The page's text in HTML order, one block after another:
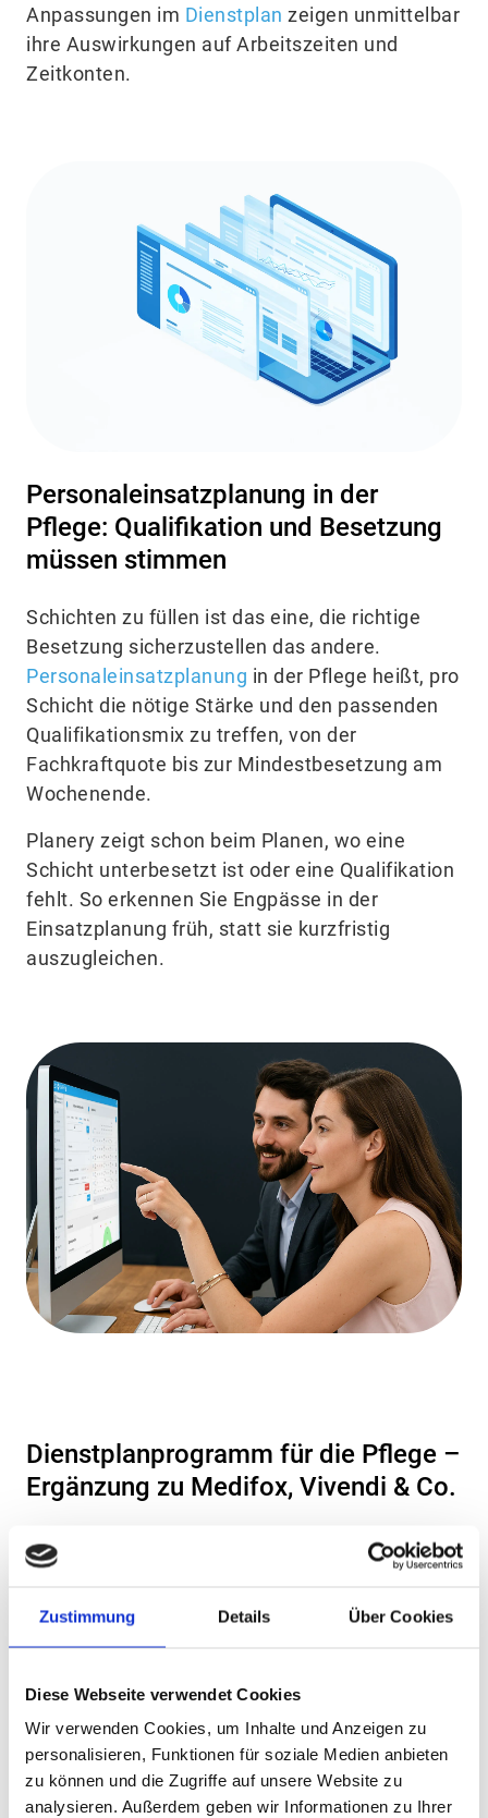
Zustimmung Details Über Cookies
Diese Webseite verwendet Cookies
Wir verwenden Cookies, um Inhalte und Anzeigen zu
personalisieren, Funktionen für soziale Medien anbieten
zu können und die Zugriffe auf unsere Website zu
analysieren. Außerdem geben wir Informationen zu Ihrer
Anpassungen im Dienstplan zeigen unmittelbar
ihre Auswirkungen auf Arbeitszeiten und
Zeitkonten.
Personaleinsatzplanung in der
Pflege: Qualifikation und Besetzung
müssen stimmen
Schichten zu füllen ist das eine, die richtige
Besetzung sicherzustellen das andere.
Personaleinsatzplanung in der Pflege heißt, pro
Schicht die nötige Stärke und den passenden
Qualifikationsmix zu treffen, von der
Fachkraftquote bis zur Mindestbesetzung am
Wochenende.
Planery zeigt schon beim Planen, wo eine
Schicht unterbesetzt ist oder eine Qualifikation
fehlt. So erkennen Sie Engpässe in der
Einsatzplanung früh, statt sie kurzfristig
auszugleichen.
Dienstplanprogramm für die Pflege –
Ergänzung zu Medifox, Vivendi & Co.
Planery ersetzt keine bestehende
Pflegesoftware.
Systeme wie Medifox, Vivendi, SENSO oder
CGM bleiben führend für Dokumentation und
operativen Bereich der Dienstplanung
Zeiterfassung.
Dadurch kann die bestehende IT-Struktur